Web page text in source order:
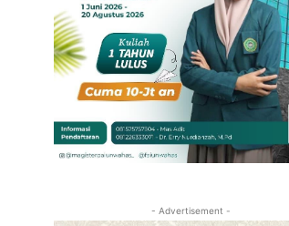
- Advertisement -